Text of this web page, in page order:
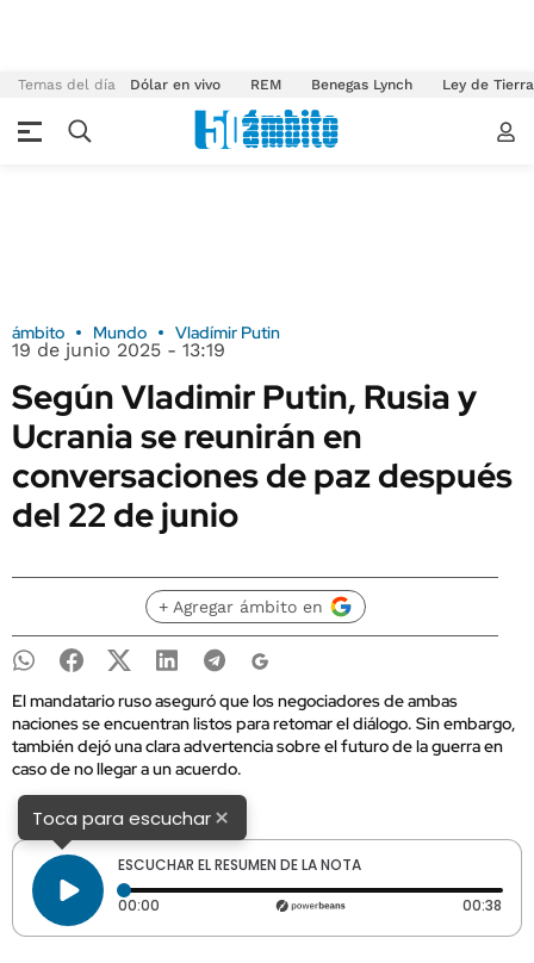
Temas del día Dólar en vivo REM Benegas Lynch Ley de
ámbito Mundo Vladímir Putin
19 de junio 2025 - 13:19
Según Vladimir Putin, Rusia y
Ucrania se reunirán en
conversaciones de paz después
del 22 de junio
+ Agregar ámbito en
El mandatario ruso aseguró que los negociadores de ambas
naciones se encuentran listos para retomar el diálogo. Sin embargo,
también dejó una clara advertencia sobre el futuro de la guerra en
caso de no llegar a un acuerdo.
Toca para escuchar×
ESCUCHAR EL RESUMEN DE LA NOTA
00:00 Tiempo transcurrido: 0 segundos 00:38